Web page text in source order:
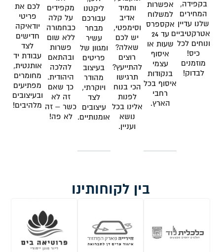
בקפידה,
המחירים
שלנו עדיין
אטרקטיביים
ונוחים לכל
כיס!
מוזמנים
לבדוק!
אפשרות
למשלוח
אקספרס
עד 24
שעות או
איסוף
עצמי
בנקודות
איסוף בכל
רחבי
הארץ.
ותמיד
אדיב
וסימפטי,
יש לכם
שאלה?
רוצים
להתייעץ?
תרגישו
הכי בנוח
לפנות
אלינו בכל
נושא
ועניין.
ליקטנו
עבורכם
מבחר
עשיר
ומגוון של
פריטים
בעיצוב
מהודר
ויוקרתי,
לצד
עיצובים
אומנותיים.
מקפידים
על קלה
כבחמורה
ללא שום
פשרות
ובהתאם
להלכה
היהודית.
כך שאם
זה לא
כשר – זה
לא פה!
לכם את
פריטי
יודאיקה
חדישים
לצד
עבודת יד
אותנטית,
מחומרים
מפתיעים
ובעיצובים
מלהיבים!
בין לקוחותינו